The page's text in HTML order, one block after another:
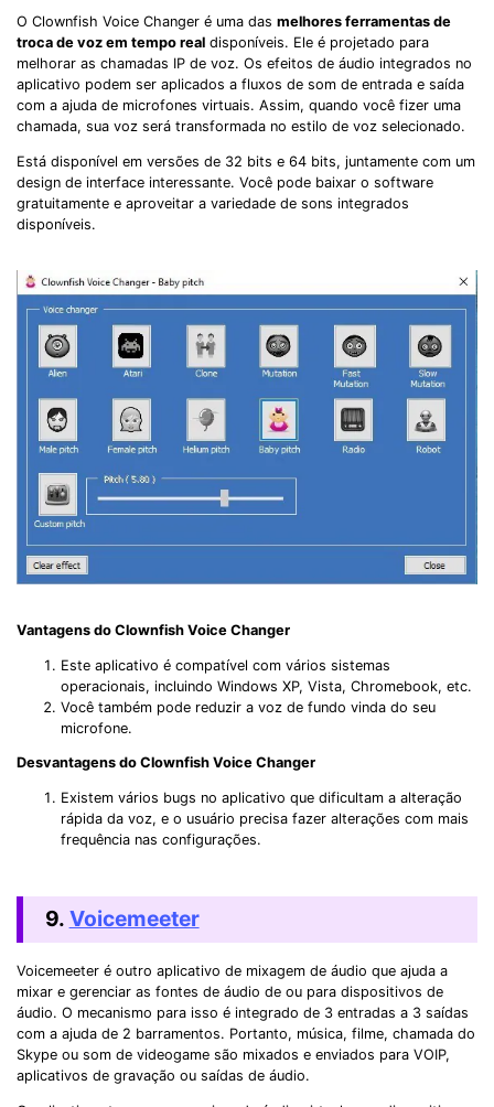
O Clownfish Voice Changer é uma das melhores ferramentas de
troca de voz em tempo real disponíveis. Ele é projetado para
melhorar as chamadas IP de voz. Os efeitos de áudio integrados no
aplicativo podem ser aplicados a fluxos de som de entrada e saída
com a ajuda de microfones virtuais. Assim, quando você fizer uma
chamada, sua voz será transformada no estilo de voz selecionado.
Está disponível em versões de 32 bits e 64 bits, juntamente com um
design de interface interessante. Você pode baixar o software
gratuitamente e aproveitar a variedade de sons integrados
disponíveis.
Vantagens do Clownfish Voice Changer
Este aplicativo é compatível com vários sistemas
operacionais, incluindo Windows XP, Vista, Chromebook, etc.
Você também pode reduzir a voz de fundo vinda do seu
microfone.
Desvantagens do Clownfish Voice Changer
Existem vários bugs no aplicativo que dificultam a alteração
rápida da voz, e o usuário precisa fazer alterações com mais
frequência nas configurações.
9. Voicemeeter
Voicemeeter é outro aplicativo de mixagem de áudio que ajuda a
mixar e gerenciar as fontes de áudio de ou para dispositivos de
áudio. O mecanismo para isso é integrado de 3 entradas a 3 saídas
com a ajuda de 2 barramentos. Portanto, música, filme, chamada do
Skype ou som de videogame são mixados e enviados para VOIP,
aplicativos de gravação ou saídas de áudio.